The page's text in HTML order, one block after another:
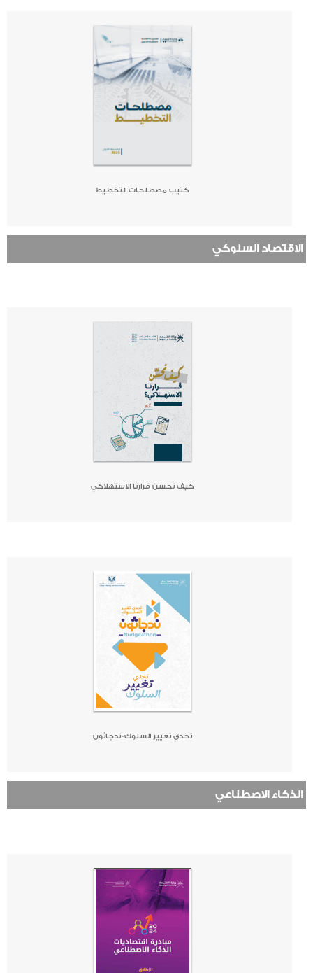
كتاب
كتيب مصطلحات التخطيط
الاقتصاد السلوكي
كتاب جريدة صحيفة
كيف نحسن قرارنا الاستهلاكي
تحدي تغيير السلوك-ندجاثون
الذكاء الاصطناعي
كتاب جريدة صحيفة